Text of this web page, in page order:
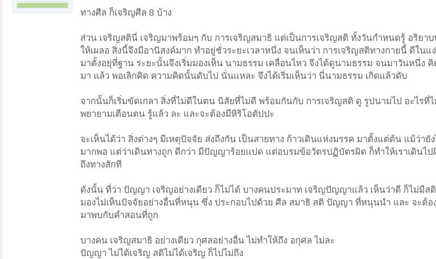
ทางศีล ก็เจริญศีล 8 บ้าง
ส่วน เจริญสตินี่ เจริญมาพร้อมๆ กับ การเจริญสมาธิ แต่เป็นการเจริญสติ ทั้งวันกำหนดรู้ อริยา
ให้เผลอ สิ่งนี้จึงมีอานิสงค์มาก ทำอยู่ชั่วระยะเวลาหนึ่ง จนเห็นว่า การเจริญสติทางกายนี้ ดีในแ
มาตั้งอยุ่ที่ฐาน ระยะนั้นจึงเริ่มมองเห็น นามธรรม เคลื่อนไหว จึงได้ดูนามธรรม จนมาวันหนึ่ง
มา แล้ว พอเลิกคิด ความคิดนั้นดับไป นั่นแหละ จึงได้เริ่มเห็นว่า นี่นามธรรม เกิดแล้วดับ
จากนั้นก็เริ่มขัดเกลา สิ่งที่ไม่ดีในตน นิสัยที่ไม่ดี พร้อมกันกับ การเจริญสติ ดู รูปนามไป อะไรที่
พยายามเตือนตน รู้แล้ว ละ และจะต้องมีหิริโอตัปปะ
จะเห็นได้ว่า สิ่งต่างๆ มีเหตุปัจจัย ส่งถึงกัน เป็นสายทาง ก้าวเดินแห่งมรรค มาตั้งแต่ต้น แม้ว่า
มากพอ แต่ว่าเดินทางถูก ดีกว่า มีปัญญาร้อยแปด แต่อบรมข้อวัตรปฏิบัตรผิด ก็ทำให้เราเดินไป
ถึงทางสักที
ดังนั้น ที่ว่า ปัญญา เจริญอย่างเดียว ก็ไม่ได้ บางคนประมาท เจริญปัญญาแล้ว เห็นว่าดี ก็ไม่มีส
มองไม่เห็นปัจจัยอย่างอื่นที่หนุน ซึ่ง ประกอบไปด้วย ศีล สมาธิ สติ ปัญญา ที่หนุนนำ และ จะต้อ
มาพบกับคำสอนที่ถูก
บางคน เจริญสมาธิ อย่างเดียว กุศลอย่างอื่น ไม่ทำให้ถึง อกุศล ไม่ละ
ปัญญา ไม่ได้เจริญ สติไม่ได้เจริญ ก็ไปไม่ถึง